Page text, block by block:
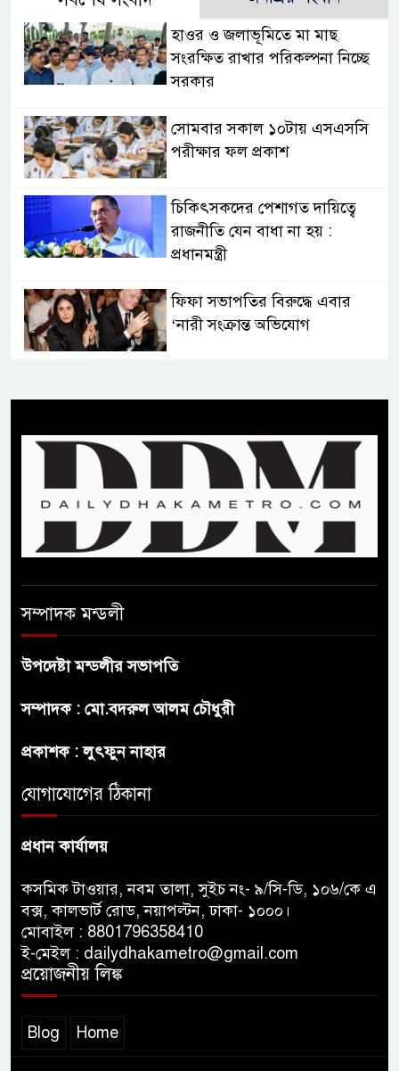
হাওর ও জলাভূমিতে মা মাছ
সংরক্ষিত রাখার পরিকল্পনা নিচ্ছে
সরকার
সোমবার সকাল ১০টায় এসএসসি
পরীক্ষার ফল প্রকাশ
চিকিৎসকদের পেশাগত দায়িত্বে
রাজনীতি যেন বাধা না হয় :
প্রধানমন্ত্রী
ফিফা সভাপতির বিরুদ্ধে এবার
‘নারী সংক্রান্ত অভিযোগ
স্বপ্ন
অস্ট্রেলিয়ার অখ্যাত একাদশের
কাছেই ধরাশায়ী বাংলাদেশ
ট্রাম্পের ৪০ কোটি ডলারের ‘বলরুম
প্রকল্প’ আটকে দিলেন মার্কিন
আদালত
সমর্থন নেই : রণধীর জয়সওয়াল
শেখ হাসিনা দেশে ফিরে আসুক,
সম্পাদক মন্ডলী
উপদেষ্টা মন্ডলীর সভাপতি
সম্পাদক : মো.বদরুল আলম চৌধুরী
প্রকাশক : লুৎফুন নাহার
যোগাযোগের ঠিকানা
প্রধান কার্যালয়
কসমিক টাওয়ার, নবম তালা, সুইচ নং- ৯/সি-ডি, ১০৬/কে এ
বক্স, কালভার্ট রোড, নয়াপল্টন, ঢাকা- ১০০০।
মোবাইল : 8801796358410
ই-মেইল : dailydhakametro@gmail.com
প্রয়োজনীয় লিঙ্ক
Blog Home